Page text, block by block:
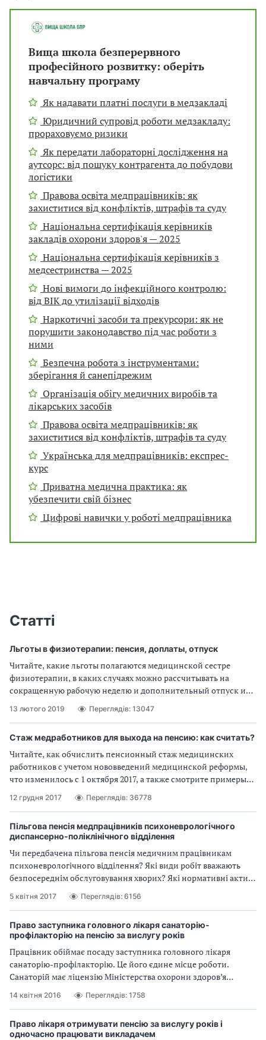
Вища школа безперервного
професійного розвитку: оберіть
навчальну програму
Як надавати платні послуги в медзакладі
Юридичний супровід роботи медзакладу:
прораховуємо ризики
Як передати лабораторні дослідження на
аутсорс: від пошуку контрагента до побудови
логістики
Правова освіта медпрацівників: як
захиститися від конфліктів, штрафів та суду
Національна сертифікація керівників
закладів охорони здоров'я — 2025
Національна сертифікація керівників з
медсестринства — 2025
Нові вимоги до інфекційного контролю:
від ВІК до утилізації відходів
Наркотичні засоби та прекурсори: як не
порушити законодавство під час роботи з
ними
Безпечна робота з інструментами:
зберігання й санепідрежим
Організація обігу медичних виробів та
лікарських засобів
Правова освіта медпрацівників: як
захиститися від конфліктів, штрафів та суду
Українська для медпрацівників: експрес-
курс
Приватна медична практика: як
убезпечити свій бізнес
Цифрові навички у роботі медпрацівника
Статті
Льготы в физиотерапии: пенсия, доплаты, отпуск
Читайте, какие льготы полагаются медицинской сестре
физиотерапии, в каких случаях можно рассчитывать на
сокращенную рабочую неделю и дополнительный отпуск и
13 лютого 2019 Переглядів: 13047
Стаж медработников для выхода на пенсию: как считать?
Читайте, как обчислить пенсионный стаж медицинских
работников с учетом нововведений медицинской реформы,
что изменилось с 1 октября 2017, а также смотрите примеры
12 грудня 2017 Переглядів: 36778
Пільгова пенсія медпрацівників психоневрологічного
диспансерно-поліклінічного відділення
Чи передбачена пільгова пенсія медичним працівникам
психоневрологічного відділення? Які види робіт вважають
безпосереднім обслуговування хворих? Які нормативні акти
5 квітня 2017 Переглядів: 6156
Право заступника головного лікаря санаторію-
профілакторію на пенсію за вислугу років
Працівник обіймає посаду заступника головного лікаря
санаторію­-профілакторію. Це його єдине місце роботи.
Санаторій має ліцензію Міністерства охорони здоров’я
право на пенсію за вислугу років на пільгових умовах як
14 квітня 2016 Переглядів: 1758
Право лікаря отримувати пенсію за вислугу років і
одночасно працювати викладачем